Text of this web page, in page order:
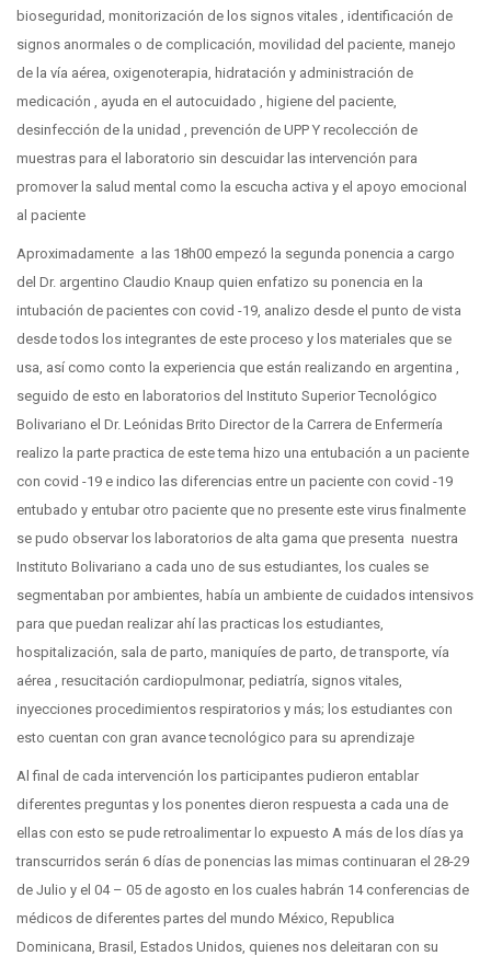
bioseguridad, monitorización de los signos vitales , identificación de
signos anormales o de complicación, movilidad del paciente, manejo
de la vía aérea, oxigenoterapia, hidratación y administración de
medicación , ayuda en el autocuidado , higiene del paciente,
desinfección de la unidad , prevención de UPP Y recolección de
muestras para el laboratorio sin descuidar las intervención para
promover la salud mental como la escucha activa y el apoyo emocional
al paciente
Aproximadamente a las 18h00 empezó la segunda ponencia a cargo
del Dr. argentino Claudio Knaup quien enfatizo su ponencia en la
intubación de pacientes con covid -19, analizo desde el punto de vista
desde todos los integrantes de este proceso y los materiales que se
usa, así como conto la experiencia que están realizando en argentina ,
seguido de esto en laboratorios del Instituto Superior Tecnológico
Bolivariano el Dr. Leónidas Brito Director de la Carrera de Enfermería
realizo la parte practica de este tema hizo una entubación a un paciente
con covid -19 e indico las diferencias entre un paciente con covid -19
entubado y entubar otro paciente que no presente este virus finalmente
se pudo observar los laboratorios de alta gama que presenta nuestra
Instituto Bolivariano a cada uno de sus estudiantes, los cuales se
segmentaban por ambientes, había un ambiente de cuidados intensivos
para que puedan realizar ahí las practicas los estudiantes,
hospitalización, sala de parto, maniquíes de parto, de transporte, vía
aérea , resucitación cardiopulmonar, pediatría, signos vitales,
inyecciones procedimientos respiratorios y más; los estudiantes con
esto cuentan con gran avance tecnológico para su aprendizaje
Al final de cada intervención los participantes pudieron entablar
diferentes preguntas y los ponentes dieron respuesta a cada una de
ellas con esto se pude retroalimentar lo expuesto A más de los días ya
transcurridos serán 6 días de ponencias las mimas continuaran el 28-29
de Julio y el 04 – 05 de agosto en los cuales habrán 14 conferencias de
médicos de diferentes partes del mundo México, Republica
Dominicana, Brasil, Estados Unidos, quienes nos deleitaran con su